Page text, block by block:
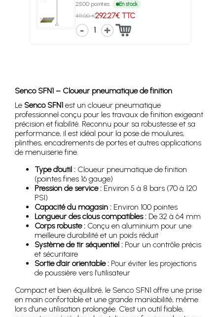
2500 pointes En stock
411.00 €292.27€ TTC
1
Senco SFN1 – Cloueur pneumatique de finition
Le Senco SFN1 est un cloueur pneumatique
professionnel conçu pour les travaux de finition exigeant
précision et fiabilité. Reconnu pour sa robustesse et sa
performance, il est idéal pour la pose de moulures,
plinthes, encadrements de portes et autres applications
de menuiserie fine.
Type d’outil : Cloueur pneumatique de finition
(pointes fines 16 gauge)
Pression de service : Environ 5 à 8 bars (70 à 120
PSI)
Capacité du magasin : Environ 100 pointes
Longueur des clous compatibles : De 32 à 64 mm
Corps robuste : Conçu en aluminium pour une
meilleure durabilité et un poids réduit
Système de tir séquentiel : Pour un contrôle précis
et sécuritaire
Sortie d’air orientable : Pour éviter les projections
de poussière vers l’utilisateur
Compact et bien équilibré, le Senco SFN1 offre une prise
en main confortable et une grande maniabilité, même
lors d’une utilisation prolongée. C’est un outil fiable,